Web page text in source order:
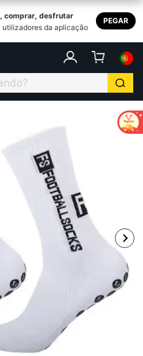
comprar, desfrutar
da aplicação
PEGAR